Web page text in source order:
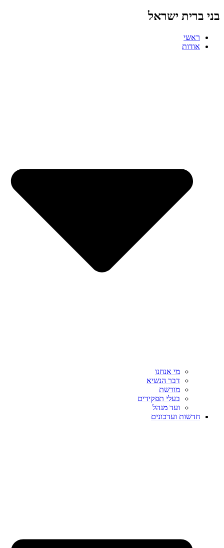
בני ברית ישראל
ראשי
אודות
מי אנחנו
דבר הנשיא
מורשת
בעלי תפקידים
ועד מנהל
חדשות ועדכונים